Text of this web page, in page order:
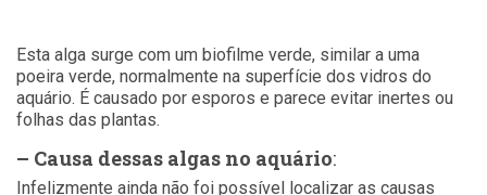
Esta alga surge com um biofilme verde, similar a uma
poeira verde, normalmente na superfície dos vidros do
aquário. É causado por esporos e parece evitar inertes ou
folhas das plantas.
– Causa dessas algas no aquário:
Infelizmente ainda não foi possível localizar as causas